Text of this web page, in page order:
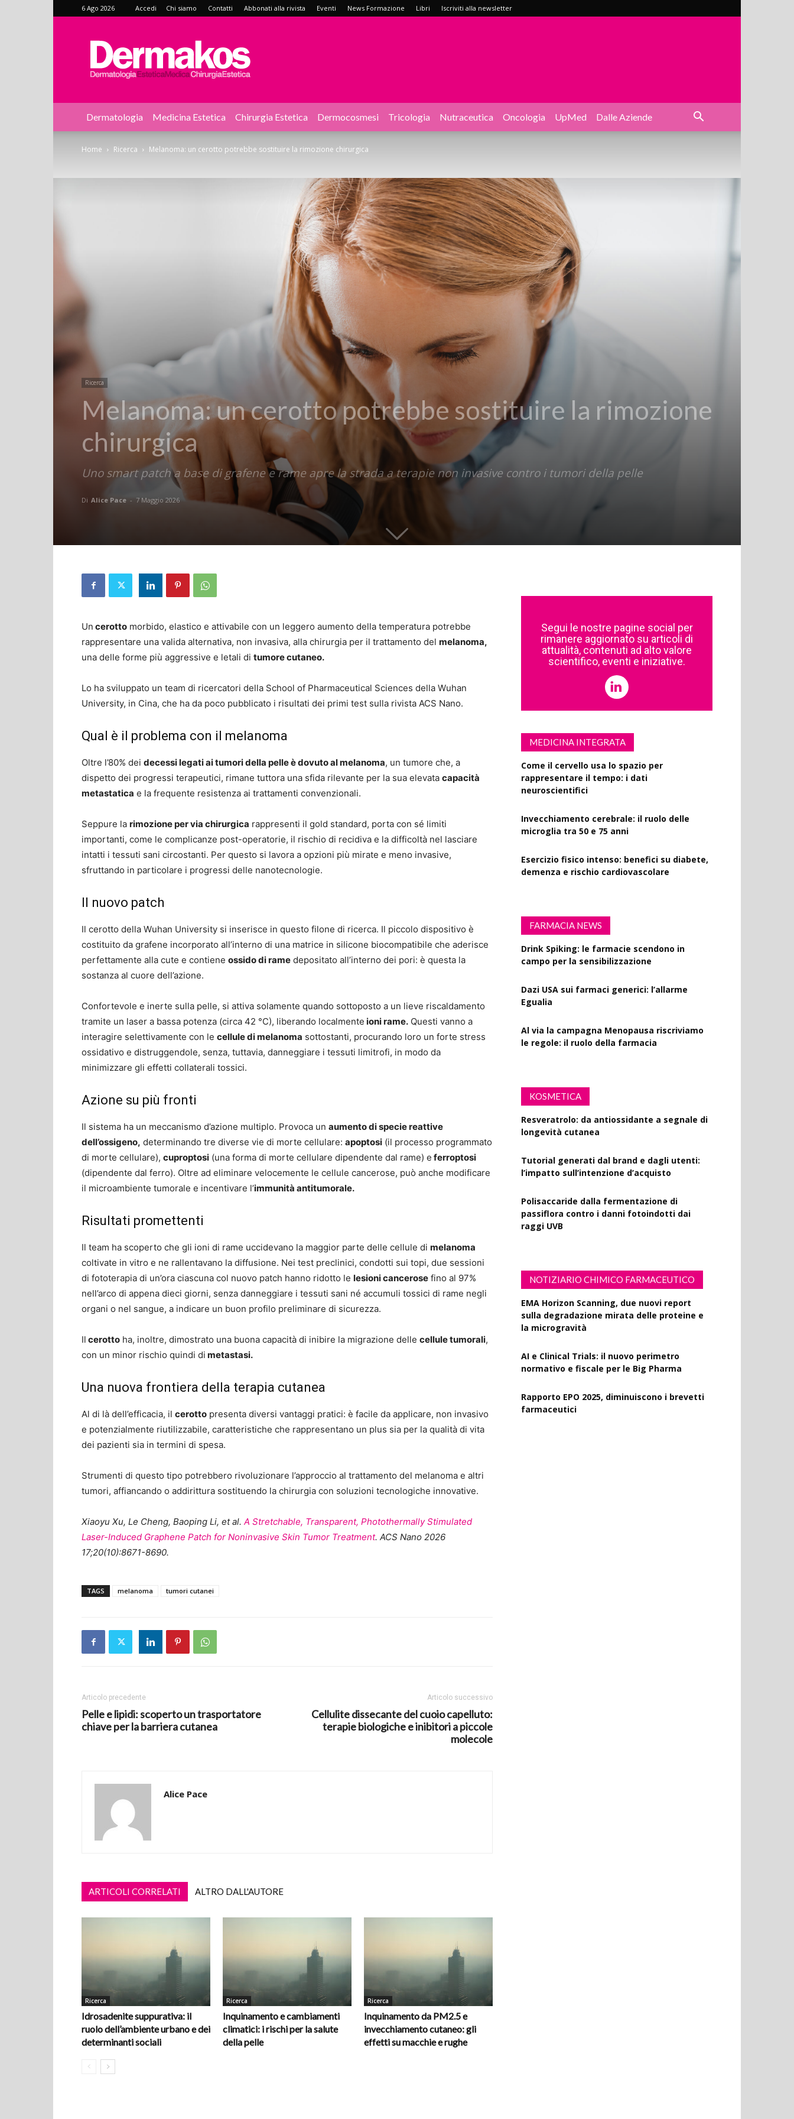
6 Ago 2026 Accedi Chi siamo Contatti Abbonati alla rivista Eventi News Formazione Libri Iscriviti alla newsletter
Dermakos
Dermatologia Medicina Estetica Chirurgia Estetica Dermocosmesi Tricologia Nutraceutica Oncologia UpMed Dalle Aziende
Home Ricerca Melanoma: un cerotto potrebbe sostituire la rimozione chirurgica
Ricerca
Melanoma: un cerotto potrebbe sostituire la rimozione
chirurgica
Uno smart patch a base di grafene e rame apre la strada a terapie non invasive contro i tumori della pelle
Di Alice Pace - 7 Maggio 2026
Un cerotto morbido, elastico e attivabile con un leggero aumento della temperatura potrebbe
rappresentare una valida alternativa, non invasiva, alla chirurgia per il trattamento del melanoma,
una delle forme più aggressive e letali di tumore cutaneo.
Lo ha sviluppato un team di ricercatori della School of Pharmaceutical Sciences della Wuhan
University, in Cina, che ha da poco pubblicato i risultati dei primi test sulla rivista ACS Nano.
Qual è il problema con il melanoma
Oltre l’80% dei decessi legati ai tumori della pelle è dovuto al melanoma, un tumore che, a
dispetto dei progressi terapeutici, rimane tuttora una sfida rilevante per la sua elevata capacità
metastatica e la frequente resistenza ai trattamenti convenzionali.
Seppure la rimozione per via chirurgica rappresenti il gold standard, porta con sé limiti
importanti, come le complicanze post-operatorie, il rischio di recidiva e la difficoltà nel lasciare
intatti i tessuti sani circostanti. Per questo si lavora a opzioni più mirate e meno invasive,
sfruttando in particolare i progressi delle nanotecnologie.
Il nuovo patch
Il cerotto della Wuhan University si inserisce in questo filone di ricerca. Il piccolo dispositivo è
costituito da grafene incorporato all’interno di una matrice in silicone biocompatibile che aderisce
perfettamente alla cute e contiene ossido di rame depositato all’interno dei pori: è questa la
sostanza al cuore dell’azione.
Confortevole e inerte sulla pelle, si attiva solamente quando sottoposto a un lieve riscaldamento
tramite un laser a bassa potenza (circa 42 °C), liberando localmente ioni rame. Questi vanno a
interagire selettivamente con le cellule di melanoma sottostanti, procurando loro un forte stress
ossidativo e distruggendole, senza, tuttavia, danneggiare i tessuti limitrofi, in modo da
minimizzare gli effetti collaterali tossici.
Azione su più fronti
Il sistema ha un meccanismo d’azione multiplo. Provoca un aumento di specie reattive
dell’ossigeno, determinando tre diverse vie di morte cellulare: apoptosi (il processo programmato
di morte cellulare), cuproptosi (una forma di morte cellulare dipendente dal rame) e ferroptosi
(dipendente dal ferro). Oltre ad eliminare velocemente le cellule cancerose, può anche modificare
il microambiente tumorale e incentivare l’immunità antitumorale.
Risultati promettenti
Il team ha scoperto che gli ioni di rame uccidevano la maggior parte delle cellule di melanoma
coltivate in vitro e ne rallentavano la diffusione. Nei test preclinici, condotti sui topi, due sessioni
di fototerapia di un’ora ciascuna col nuovo patch hanno ridotto le lesioni cancerose fino al 97%
nell’arco di appena dieci giorni, senza danneggiare i tessuti sani né accumuli tossici di rame negli
organi o nel sangue, a indicare un buon profilo preliminare di sicurezza.
Il cerotto ha, inoltre, dimostrato una buona capacità di inibire la migrazione delle cellule tumorali,
con un minor rischio quindi di metastasi.
Una nuova frontiera della terapia cutanea
Al di là dell’efficacia, il cerotto presenta diversi vantaggi pratici: è facile da applicare, non invasivo
e potenzialmente riutilizzabile, caratteristiche che rappresentano un plus sia per la qualità di vita
dei pazienti sia in termini di spesa.
Strumenti di questo tipo potrebbero rivoluzionare l’approccio al trattamento del melanoma e altri
tumori, affiancando o addirittura sostituendo la chirurgia con soluzioni tecnologiche innovative.
Xiaoyu Xu, Le Cheng, Baoping Li, et al. A Stretchable, Transparent, Photothermally Stimulated
Laser-Induced Graphene Patch for Noninvasive Skin Tumor Treatment. ACS Nano 2026
17;20(10):8671-8690.
TAGS melanoma tumori cutanei
Articolo precedente
Pelle e lipidi: scoperto un trasportatore
chiave per la barriera cutanea
Articolo successivo
Cellulite dissecante del cuoio capelluto:
terapie biologiche e inibitori a piccole
molecole
Alice Pace
ARTICOLI CORRELATI ALTRO DALL'AUTORE
Ricerca
Idrosadenite suppurativa: il
ruolo dell’ambiente urbano e dei
determinanti sociali
Ricerca
Inquinamento e cambiamenti
climatici: i rischi per la salute
della pelle
Ricerca
Inquinamento da PM2.5 e
invecchiamento cutaneo: gli
effetti su macchie e rughe
Segui le nostre pagine social per
rimanere aggiornato su articoli di
attualità, contenuti ad alto valore
scientifico, eventi e iniziative.
MEDICINA INTEGRATA
Come il cervello usa lo spazio per
rappresentare il tempo: i dati
neuroscientifici
Invecchiamento cerebrale: il ruolo delle
microglia tra 50 e 75 anni
Esercizio fisico intenso: benefici su diabete,
demenza e rischio cardiovascolare
FARMACIA NEWS
Drink Spiking: le farmacie scendono in
campo per la sensibilizzazione
Dazi USA sui farmaci generici: l’allarme
Egualia
Al via la campagna Menopausa riscriviamo
le regole: il ruolo della farmacia
KOSMETICA
Resveratrolo: da antiossidante a segnale di
longevità cutanea
Tutorial generati dal brand e dagli utenti:
l’impatto sull’intenzione d’acquisto
Polisaccaride dalla fermentazione di
passiflora contro i danni fotoindotti dai
raggi UVB
NOTIZIARIO CHIMICO FARMACEUTICO
EMA Horizon Scanning, due nuovi report
sulla degradazione mirata delle proteine e
la microgravità
AI e Clinical Trials: il nuovo perimetro
normativo e fiscale per le Big Pharma
Rapporto EPO 2025, diminuiscono i brevetti
farmaceutici